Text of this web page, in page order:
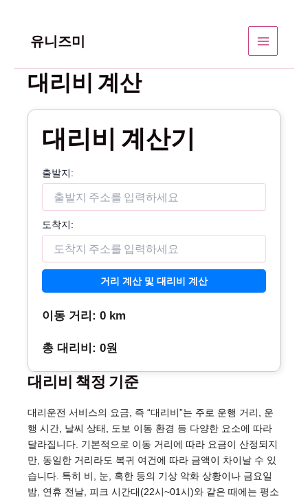
로
유니즈미
Main
대리비 계산
대리비 계산기
출발지:
도착지:
거리 계산 및 대리비 계산
이동 거리: 0 km
총 대리비: 0원
대리비 책정 기준
대리운전 서비스의 요금, 즉 “대리비”는 주로 운행 거리, 운
행 시간, 날씨 상태, 도보 이동 환경 등 다양한 요소에 따라
달라집니다. 기본적으로 이동 거리에 따라 요금이 산정되지
만, 동일한 거리라도 복귀 여건에 따라 금액이 차이날 수 있
습니다. 특히 비, 눈, 혹한 등의 기상 악화 상황이나 금요일
밤, 연휴 전날, 피크 시간대(22시~01시)와 같은 때에는 평소